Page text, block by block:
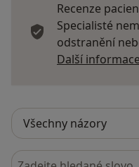
Recenze
Specialisté
odstranění
Další
Hledejte v názorech